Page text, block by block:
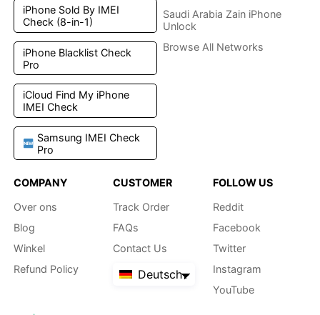
iPhone Sold By IMEI
Check (8-in-1)
iPhone Blacklist Check
Pro
iCloud Find My iPhone
IMEI Check
Samsung IMEI Check
Pro
Saudi Arabia Zain iPhone
Unlock
Browse All Networks
COMPANY
Over ons
Blog
Winkel
Refund Policy
CUSTOMER
Track Order
FAQs
Contact Us
Deutsch
FOLLOW US
Reddit
Facebook
Twitter
Instagram
YouTube